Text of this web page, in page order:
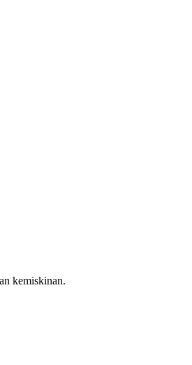
kemiskinan.